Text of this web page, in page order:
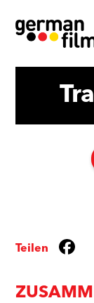
Teilen